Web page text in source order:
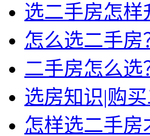
选二手房怎样
怎么选二手房
二手房怎么选
选房知识|购
怎样选二手房